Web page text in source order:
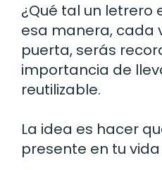
¿Qué tal un letrero
esa manera, cada
puerta, serás
importancia de
reutilizable.
La idea es hacer
presente en tu